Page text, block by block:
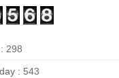
298
: 543